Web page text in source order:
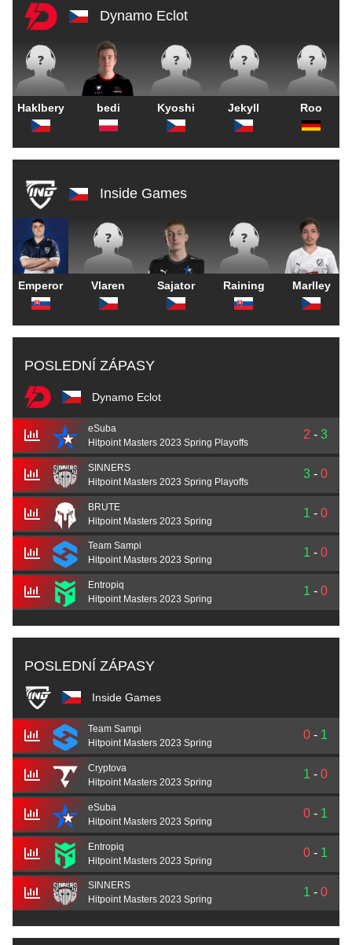
Dynamo Eclot
Haklbery bedi Kyoshi Jekyll Roo
Inside Games
Emperor Vlaren Sajator Raining Marlley
POSLEDNÍ ZÁPASY
Dynamo Eclot
eSuba
Hitpoint Masters 2023 Spring Playoffs
2 - 3
SINNERS
Hitpoint Masters 2023 Spring Playoffs
3 - 0
BRUTE
Hitpoint Masters 2023 Spring
1 - 0
Team Sampi
Hitpoint Masters 2023 Spring
1 - 0
Entropiq
Hitpoint Masters 2023 Spring
1 - 0
POSLEDNÍ ZÁPASY
Inside Games
Team Sampi
Hitpoint Masters 2023 Spring
0 - 1
Cryptova
Hitpoint Masters 2023 Spring
1 - 0
eSuba
Hitpoint Masters 2023 Spring
0 - 1
Entropiq
Hitpoint Masters 2023 Spring
0 - 1
SINNERS
Hitpoint Masters 2023 Spring
1 - 0